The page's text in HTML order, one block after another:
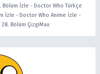
Bölüm İzle - Doctor Who Türkçe
İzle - Doctor Who Anime İzle -
Bölüm ÇizgiMax